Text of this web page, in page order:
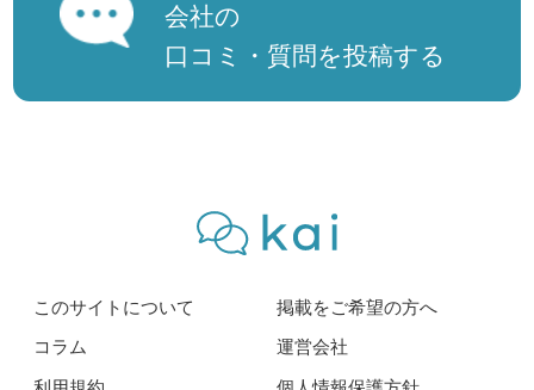
会社の
口コミ・質問を投稿する
このサイトについて
掲載をご希望の方へ
コラム
運営会社